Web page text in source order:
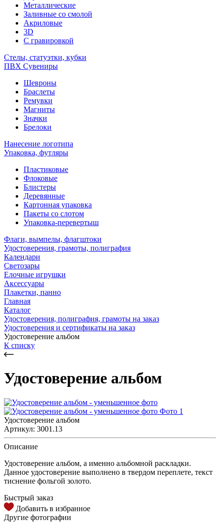
Металлические
Заливные со смолой
Акриловые
3D
C гравировкой
Стелы, статуэтки, кубки
ПВХ Сувениры
Шевроны
Браслеты
Ремувки
Магниты
Значки
Брелоки
Нанесение логотипа
Упаковка, футляры
Пластиковые
Флоковые
Блистеры
Деревянные
Картонная упаковка
Пакеты со слотом
Упаковка-перевертыш
Флаги, вымпелы, флагштоки
Удостоверения, грамоты, полиграфия
Календари
Светозары
Елочные игрушки
Аксессуары
Плакетки, панно
Главная
Каталог
Удостоверения, полиграфия, грамоты на заказ
Удостоверения и сертификаты на заказ
Удостоверение альбом
К списку
Удостоверение альбом
Удостоверение альбом
Артикул: 3001.13
Описание
Удостоверение альбом, а именно альбомной раскладки.
Данное удостоверение выполнено в твердом переплете, текст
тиснение фольгой золото.
Быстрый заказ
Добавить в избранное
Другие фотографии